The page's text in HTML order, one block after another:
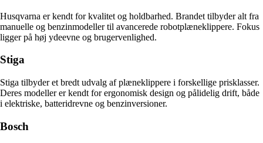
Husqvarna er kendt for kvalitet og holdbarhed. Brandet tilbyder alt fra
manuelle og benzinmodeller til avancerede robotplæneklippere. Fokus
ligger på høj ydeevne og brugervenlighed.
Stiga
Stiga tilbyder et bredt udvalg af plæneklippere i forskellige prisklasser.
Deres modeller er kendt for ergonomisk design og pålidelig drift, både
i elektriske, batteridrevne og benzinversioner.
Bosch